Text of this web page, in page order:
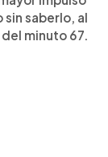
sin saberlo, al
minuto 67.